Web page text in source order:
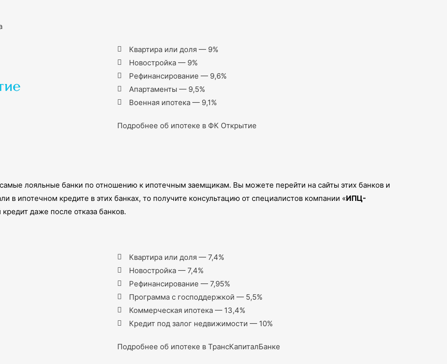
Квартира или доля — 9%
Новостройка — 9%
Рефинансирование — 9,6%
Апартаменты — 9,5%
Военная ипотека — 9,1%
Подробнее об ипотеке в ФК Открытие
лояльные банки по отношению к ипотечным заемщикам. Вы можете перейти на сайты этих банков и
в ипотечном кредите в этих банках, то получите консультацию от специалистов компании «ИПЦ-
даже после отказа банков.
Квартира или доля — 7,4%
Новостройка — 7,4%
Рефинансирование — 7,95%
Программа с господдержкой — 5,5%
Коммерческая ипотека — 13,4%
Кредит под залог недвижимости — 10%
Подробнее об ипотеке в ТрансКапиталБанке